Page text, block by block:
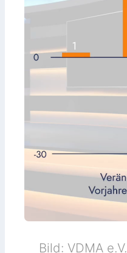
Bild: VDMA e.V.